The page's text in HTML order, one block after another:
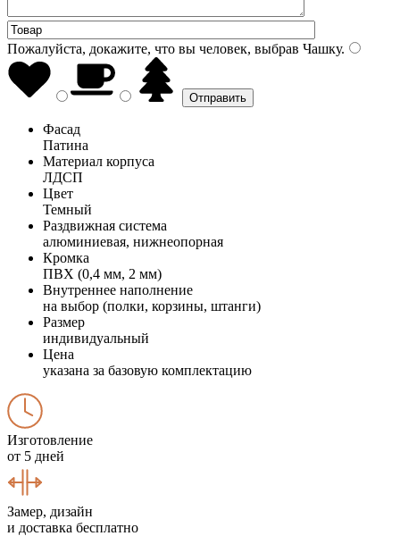
Пожалуйста, докажите, что вы человек, выбрав Чашку.
Фасад
Патина
Материал корпуса
ЛДСП
Цвет
Темный
Раздвижная система
алюминиевая, нижнеопорная
Кромка
ПВХ (0,4 мм, 2 мм)
Внутреннее наполнение
на выбор (полки, корзины, штанги)
Размер
индивидуальный
Цена
указана за базовую комплектацию
Изготовление
от 5 дней
Замер, дизайн
и доставка бесплатно